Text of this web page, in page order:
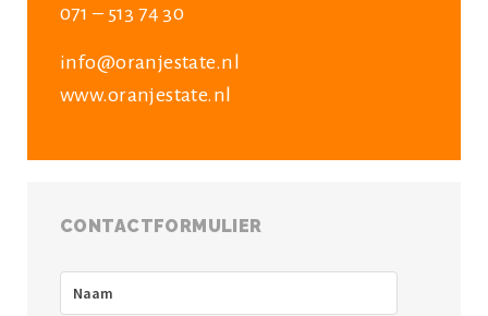
071 – 513 74 30
info@oranjestate.nl
www.oranjestate.nl
CONTACTFORMULIER